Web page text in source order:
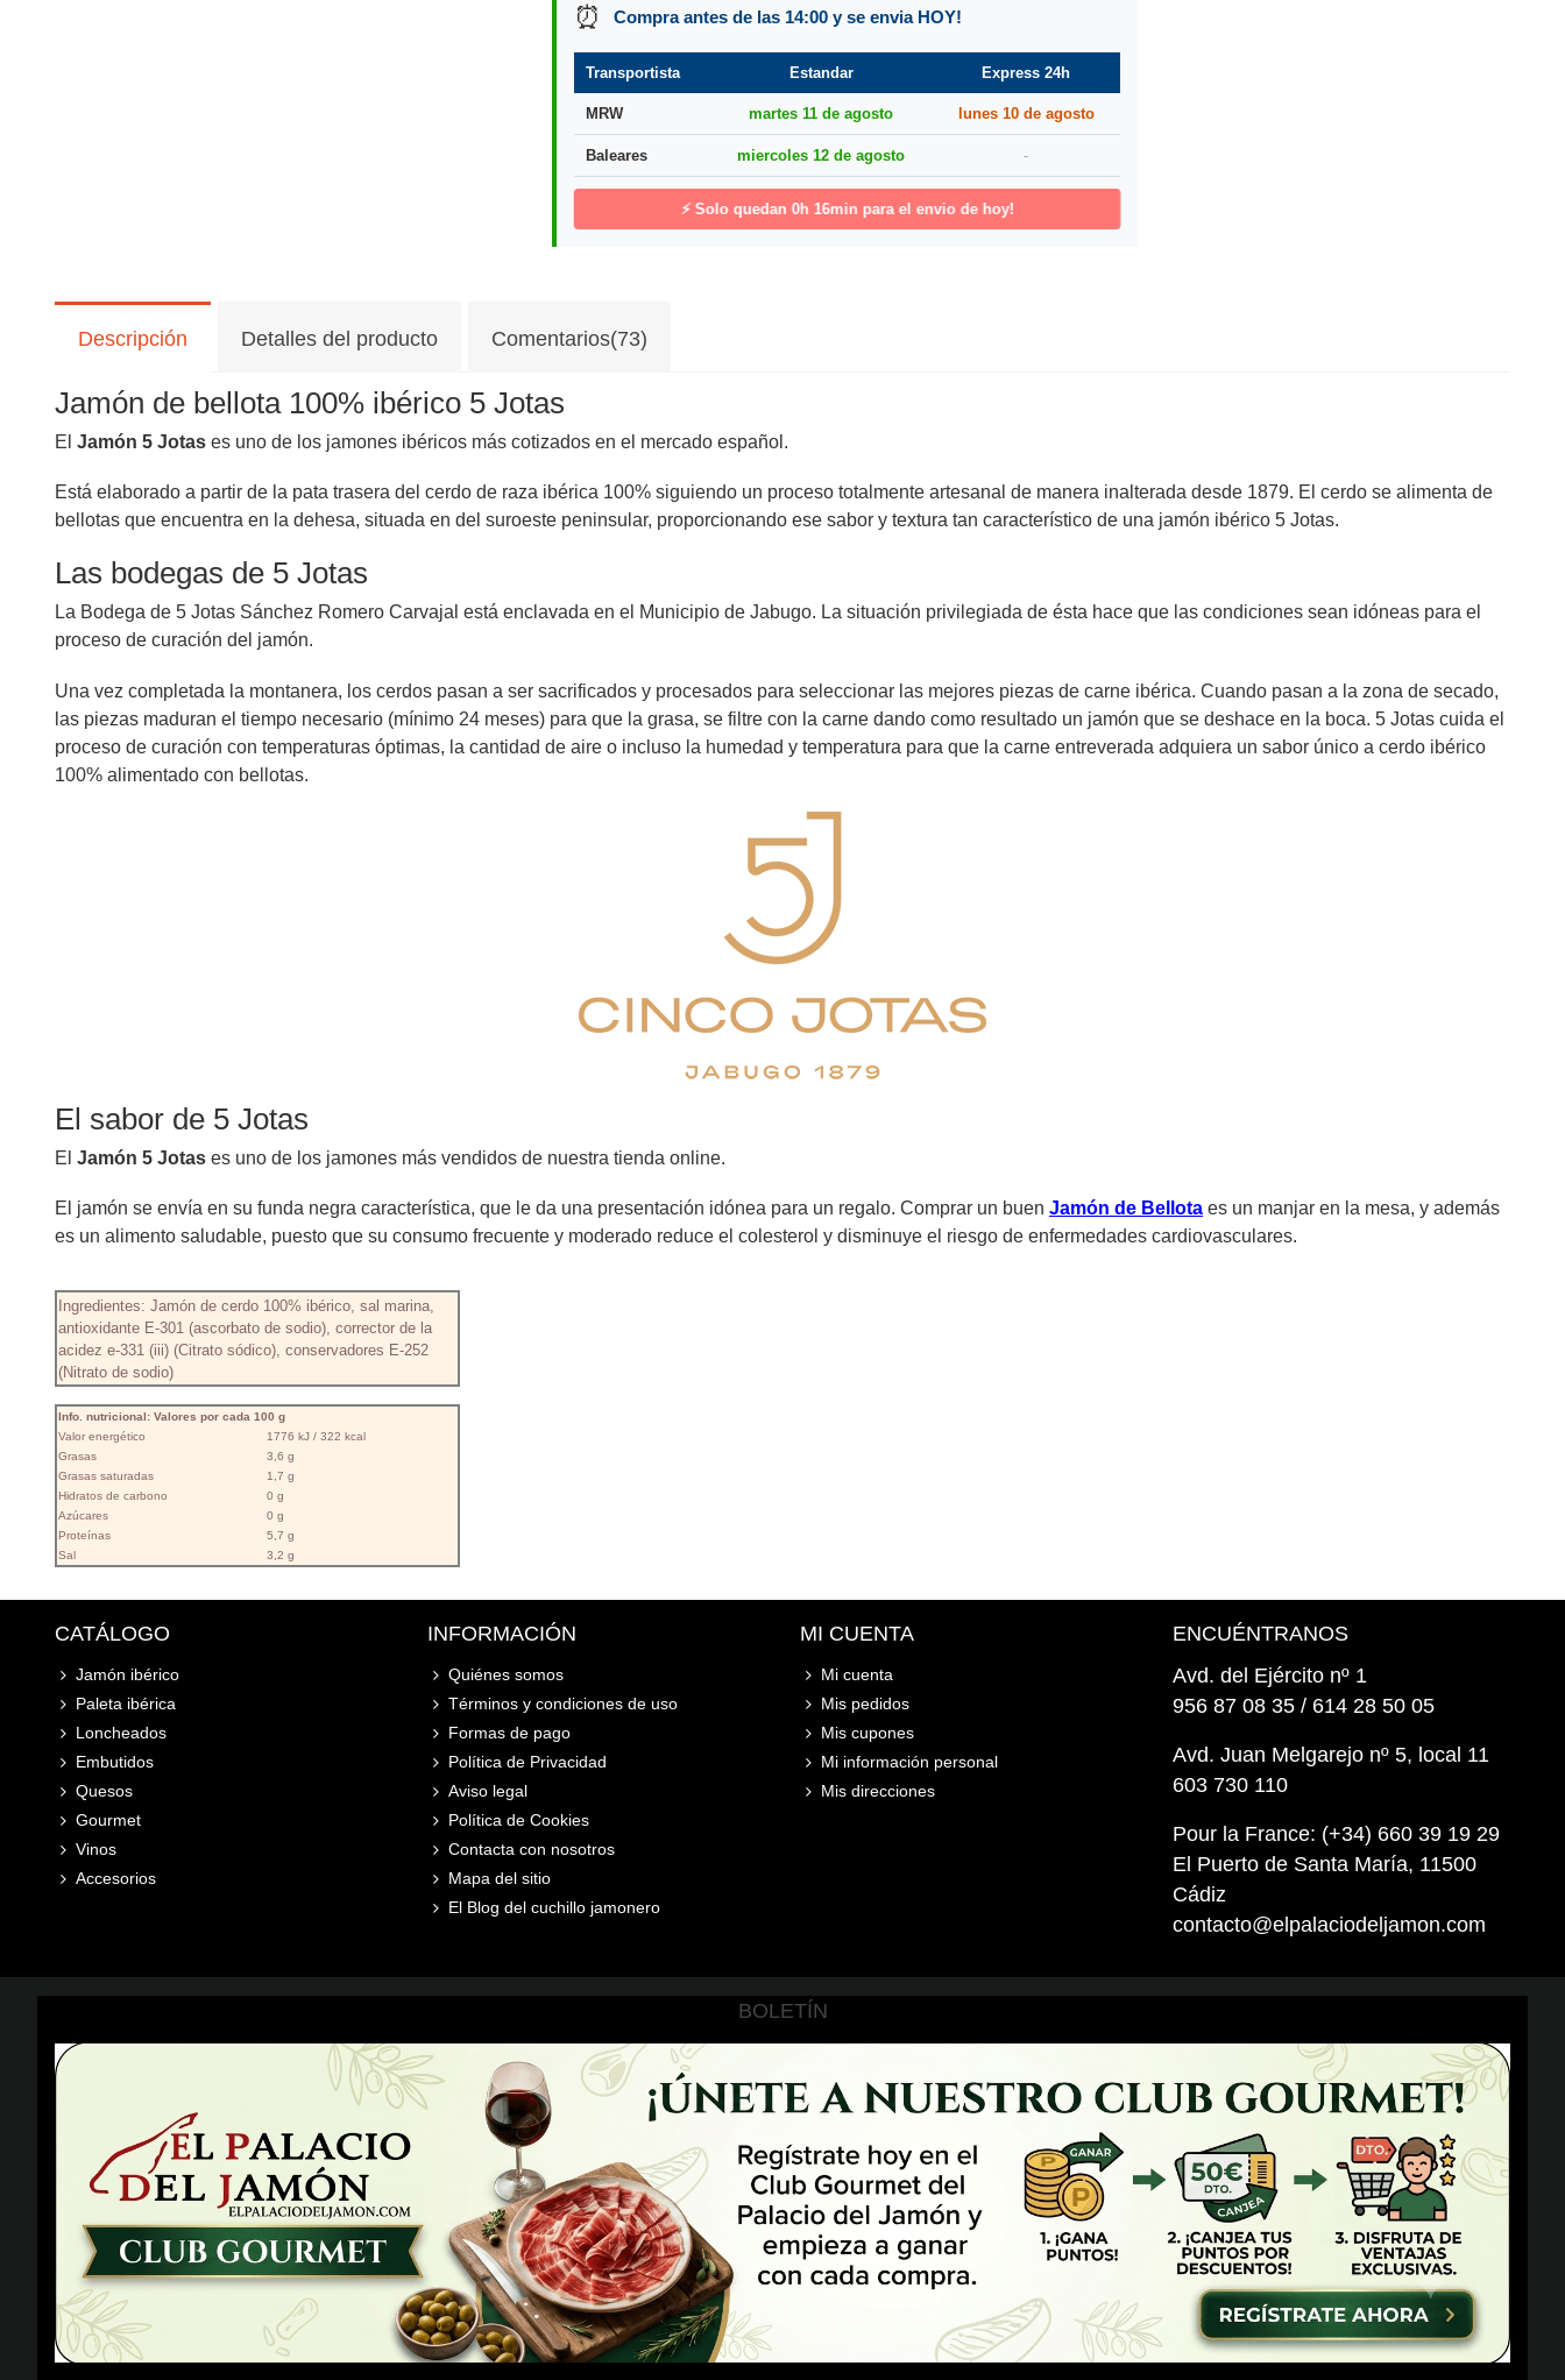
⏰ Compra antes de las 14:00 y se envia HOY!
Transportista Estandar Express 24h
MRW martes 11 de agosto lunes 10 de agosto
Baleares miercoles 12 de agosto -
⚡ Solo quedan 0h 16min para el envio de hoy!
Descripción Detalles del producto Comentarios(73)
Jamón de bellota 100% ibérico 5 Jotas
El Jamón 5 Jotas es uno de los jamones ibéricos más cotizados en el mercado español.
Está elaborado a partir de la pata trasera del cerdo de raza ibérica 100% siguiendo un proceso totalmente artesanal de manera inalterada desde 1879. El cerdo se alimenta de
bellotas que encuentra en la dehesa, situada en del suroeste peninsular, proporcionando ese sabor y textura tan característico de una jamón ibérico 5 Jotas.
Las bodegas de 5 Jotas
La Bodega de 5 Jotas Sánchez Romero Carvajal está enclavada en el Municipio de Jabugo. La situación privilegiada de ésta hace que las condiciones sean idóneas para el
proceso de curación del jamón.
Una vez completada la montanera, los cerdos pasan a ser sacrificados y procesados para seleccionar las mejores piezas de carne ibérica. Cuando pasan a la zona de secado,
las piezas maduran el tiempo necesario (mínimo 24 meses) para que la grasa, se filtre con la carne dando como resultado un jamón que se deshace en la boca. 5 Jotas cuida el
proceso de curación con temperaturas óptimas, la cantidad de aire o incluso la humedad y temperatura para que la carne entreverada adquiera un sabor único a cerdo ibérico
100% alimentado con bellotas.
El sabor de 5 Jotas
El Jamón 5 Jotas es uno de los jamones más vendidos de nuestra tienda online.
El jamón se envía en su funda negra característica, que le da una presentación idónea para un regalo. Comprar un buen Jamón de Bellota es un manjar en la mesa, y además
es un alimento saludable, puesto que su consumo frecuente y moderado reduce el colesterol y disminuye el riesgo de enfermedades cardiovasculares.
Ingredientes: Jamón de cerdo 100% ibérico, sal marina,
antioxidante E-301 (ascorbato de sodio), corrector de la
acidez e-331 (iii) (Citrato sódico), conservadores E-252
(Nitrato de sodio)
Info. nutricional: Valores por cada 100 g
Valor energético
1776 kJ / 322 kcal
Grasas
3,6 g
Grasas saturadas
1,7 g
Hidratos de carbono
0 g
Azúcares
0 g
Proteínas
5,7 g
Sal
3,2 g
CATÁLOGO
Jamón ibérico
Paleta ibérica
Loncheados
Embutidos
Quesos
Gourmet
Vinos
Accesorios
INFORMACIÓN
Quiénes somos
Términos y condiciones de uso
Formas de pago
Política de Privacidad
Aviso legal
Política de Cookies
Contacta con nosotros
Mapa del sitio
El Blog del cuchillo jamonero
MI CUENTA
Mi cuenta
Mis pedidos
Mis cupones
Mi información personal
Mis direcciones
ENCUÉNTRANOS
Avd. del Ejército nº 1
956 87 08 35 / 614 28 50 05
Avd. Juan Melgarejo nº 5, local 11
603 730 110
Pour la France: (+34) 660 39 19 29
El Puerto de Santa María, 11500
Cádiz
contacto@elpalaciodeljamon.com
BOLETÍN